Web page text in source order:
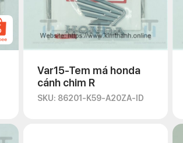
Var15-Tem má honda
cánh chim R
SKU: 86201-K59-A20ZA-ID